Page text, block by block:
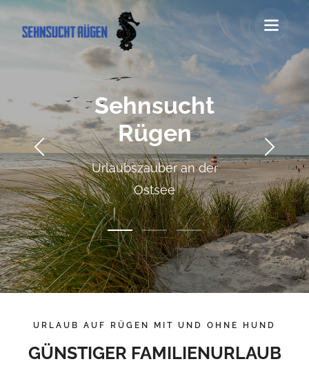
Sehnsucht
Rügen
Urlaubszauber an der
Ostsee
URLAUB AUF RÜGEN MIT UND OHNE HUND
GÜNSTIGER FAMILIENURLAUB